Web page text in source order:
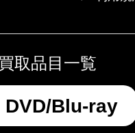
買取品目一覧
DVD/Blu-ray